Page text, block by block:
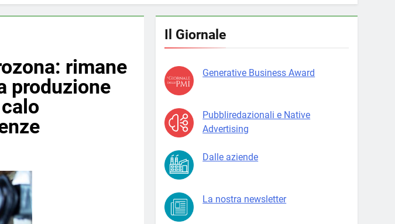
rimane
produzione
Il Giornale
Generative Business Award
Pubbliredazionali e Native
Advertising
Dalle aziende
La nostra newsletter